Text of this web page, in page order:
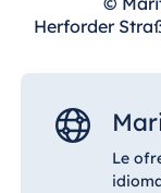
Herforder
Le